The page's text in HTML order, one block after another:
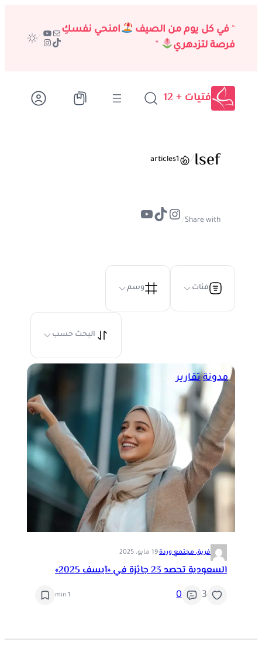
المحتوى
“في كل يوم من الصيف
امنحي نفسكِ
فرصة لتزدهري
”
بريديوتيوب
تيك توكإنستجرام
/
فتيات + 12
Isef
/
1
articles
Share with
/
إنستجرام
تيك توكيوتيوب
فئات وسم
البحث حسب
مدونة تقارير
فريق مجتمع وردة·19 مايو، 2025
السعودية تحصد 23 جائزة في «آيسف 2025»
3
0
1 min